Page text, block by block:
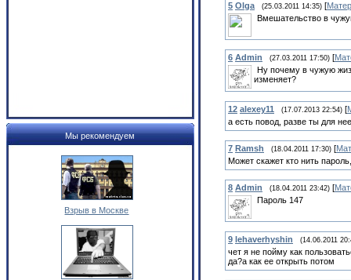
Мы рекомендуем
Взрыв в Москве
5 Olga (25.03.2011 14:35) [
Вмешательство в
6 Admin (27.03.2011 17:50) [
Ну почему в чужую
изменяет?
12 alexey11 (17.07.2013 22:54) [
а есть повод, разве ты для
7 Ramsh (18.04.2011 17:30) [
Может скажет кто нить
8 Admin (18.04.2011 23:42) [
Пароль 147
9 lehaverhyshin (14.06.2011
чет я не пойму как
да?а как ее открыть потом